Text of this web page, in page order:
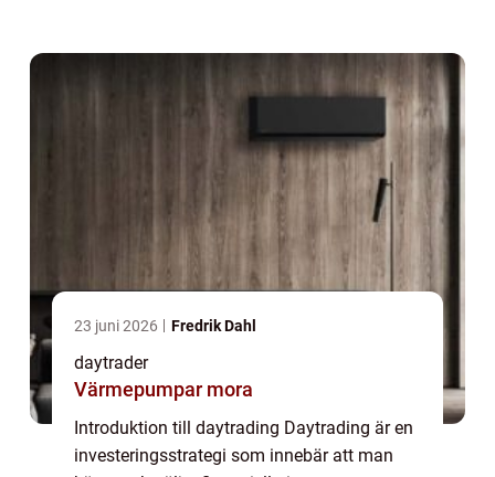
23 juni 2026 Fredrik Dahl
daytrader
Värmepumpar mora
Introduktion till daytrading Daytrading är en
investeringsstrategi som innebär att man